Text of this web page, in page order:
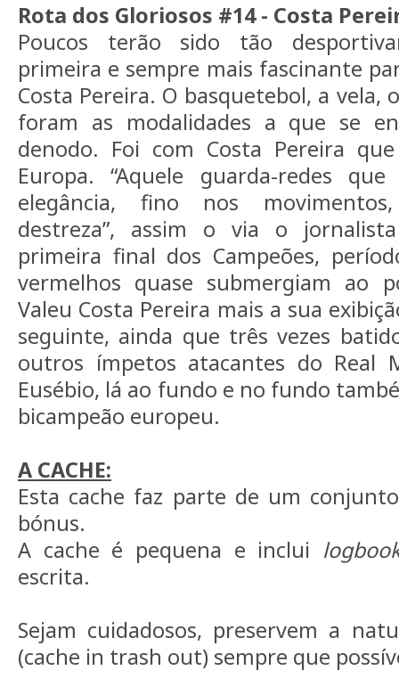
Rota dos Gloriosos #14 - Costa
Poucos terão sido tão
primeira e sempre mais fascinante
Costa Pereira. O basquetebol, a
foram as modalidades a que se
denodo. Foi com Costa Pereira
Europa. “Aquele guarda-redes
elegância, fino nos
destreza”, assim o via o
primeira final dos Campeões,
vermelhos quase submergiam ao
Valeu Costa Pereira mais a sua
seguinte, ainda que três vezes
outros ímpetos atacantes do Real
Eusébio, lá ao fundo e no fundo
bicampeão europeu.
A CACHE:
Esta cache faz parte de um
bónus.
A cache é pequena e inclui
escrita.
Sejam cuidadosos, preservem a
(cache in trash out) sempre que